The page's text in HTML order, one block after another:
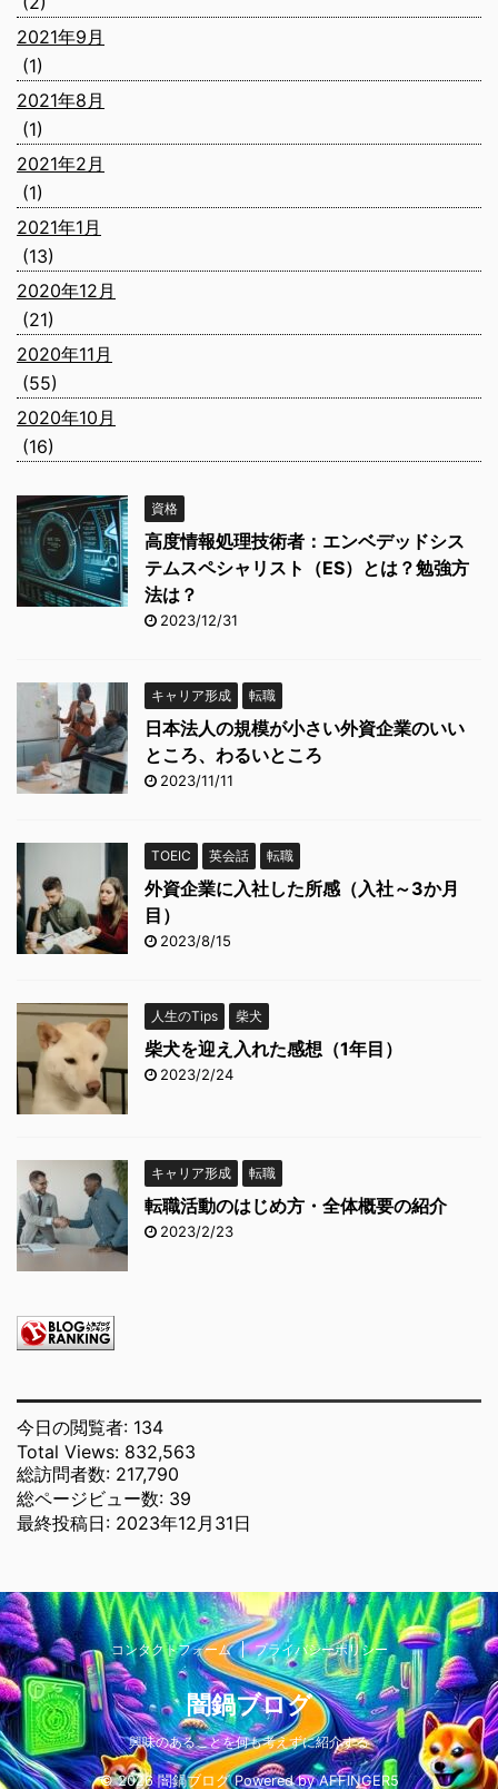
2021年9月
(1)
2021年8月
(1)
2021年2月
(1)
2021年1月
(13)
2020年12月
(21)
2020年11月
(55)
2020年10月
(16)
資格
高度情報処理技術者：エンベデッドシス
テムスペシャリスト（ES）とは？勉強方
法は？
2023/12/31
キャリア形成 転職
日本法人の規模が小さい外資企業のいい
ところ、わるいところ
2023/11/11
TOEIC 英会話 転職
外資企業に入社した所感（入社～3か月
目）
2023/8/15
人生のTips 柴犬
柴犬を迎え入れた感想（1年目）
2023/2/24
キャリア形成 転職
転職活動のはじめ方・全体概要の紹介
2023/2/23
今日の閲覧者: 134
Total Views: 832,563
総訪問者数: 217,790
総ページビュー数: 39
最終投稿日: 2023年12月31日
コンタクトフォーム プライバシーポリシー
闇鍋ブログ
興味のあることを何も考えずに紹介する
© 2026 闇鍋ブログ Powered byAFFINGER5